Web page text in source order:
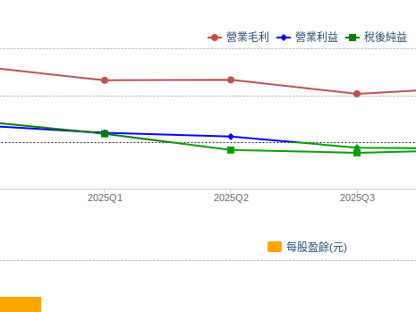
營業毛利 營業利益 稅後純益
2025Q1 2025Q2 2025Q3
每股盈餘(元)